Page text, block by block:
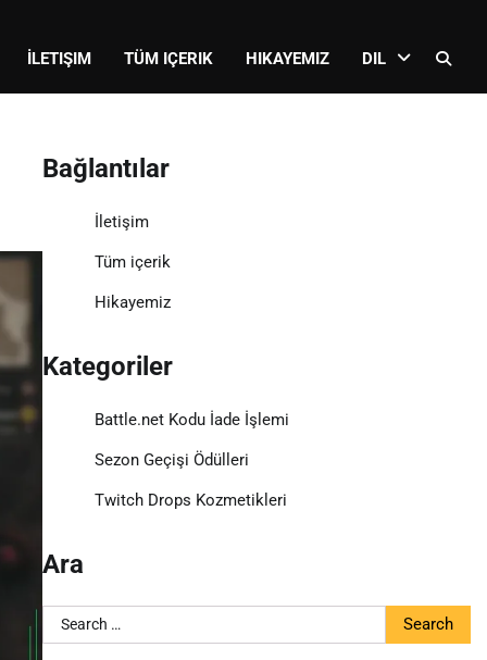
İLETIŞIM TÜM IÇERIK HIKAYEMIZ DIL
Bağlantılar
İletişim
Tüm içerik
Hikayemiz
Kategoriler
Battle.net Kodu İade İşlemi
Sezon Geçişi Ödülleri
Twitch Drops Kozmetikleri
Ara
Search
for: